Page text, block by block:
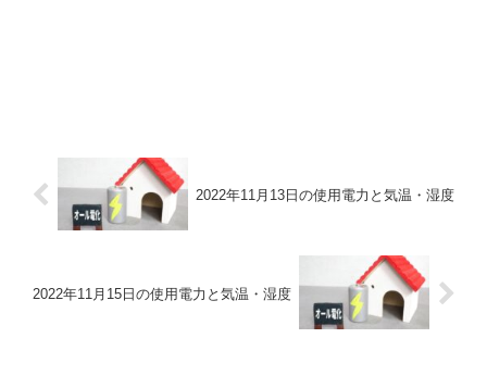
2022年11月13日の使用電力と気温・湿度
2022年11月15日の使用電力と気温・湿度